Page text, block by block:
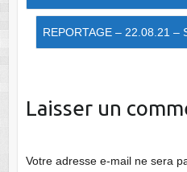
REPORTAGE – 22.08.21 –
Laisser un
Votre adresse e-mail ne sera